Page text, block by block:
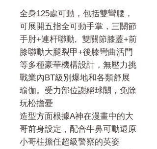
全身125處可動，包括雙彎腰，
可展開五指全可動手掌，三關節
手肘+連杆聯動, 雙關節膝蓋+前
膝聯動大腿裂甲+後膝彎曲活門
等多種豪華機構設計，無壓力挑
戰業內BT級別爆地和各類舒展
瑜伽。受力部位謝絕球關，免除
玩松擔憂
造型方面根據A神在漫畫中的大
哥前身設定，配合牛鼻可動還原
小哥柱擔任超級警察的英姿